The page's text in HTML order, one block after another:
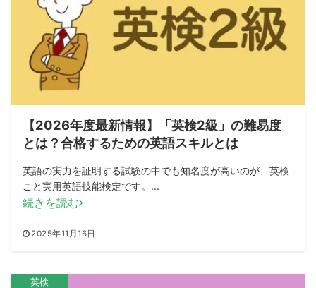
【2026年度最新情報】「英検2級」の難易度
とは？合格するための英語スキルとは
英語の実力を証明する試験の中でも知名度が高いのが、英検
こと実用英語技能検定です。...
2025年11月16日
続きを読む
英検